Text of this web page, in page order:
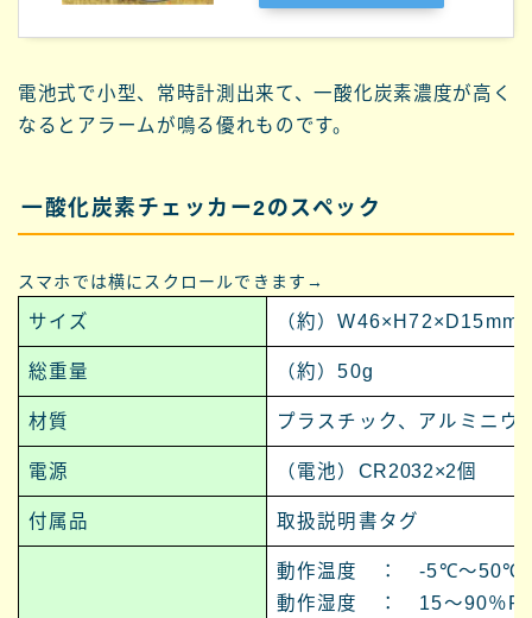
電池式で小型、常時計測出来て、一酸化炭素濃度が高く
なるとアラームが鳴る優れものです。
一酸化炭素チェッカー2のスペック
スマホでは横にスクロールできます→
サイズ （約）W46×H72×D15mm
総重量 （約）50g
材質 プラスチック、アルミニウ
電源 （電池） CR2032×2個
付属品 取扱説明書タグ
動作温度 ： -5℃～50℃
動作湿度 ： 15～90％